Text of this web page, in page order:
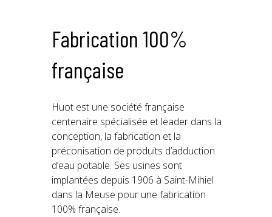
Fabrication 100%
française
Huot est une société française
centenaire spécialisée et leader dans la
conception, la fabrication et la
préconisation de produits d’adduction
d’eau potable. Ses usines sont
implantées depuis 1906 à Saint-Mihiel
dans la Meuse pour une fabrication
100% française.